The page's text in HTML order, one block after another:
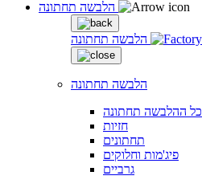
הלבשה תחתונה
הלבשה תחתונה
כל ההלבשה תחתונה
חזיות
תחתונים
פיג'מות וחלוקים
גרביים